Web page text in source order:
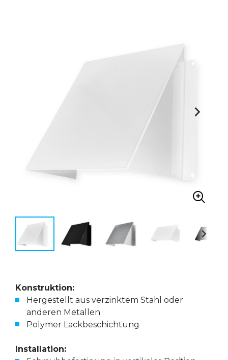
Konstruktion:
Hergestellt aus verzinktem Stahl oder
anderen Metallen
Polymer Lackbeschichtung
Installation: